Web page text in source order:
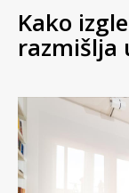
Kako
razmišlja